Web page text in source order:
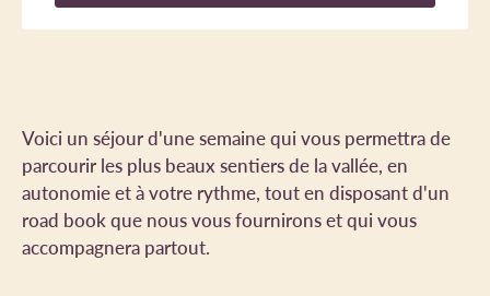
Voici un séjour d'une semaine qui vous permettra de
parcourir les plus beaux sentiers de la vallée, en
autonomie et à votre rythme, tout en disposant d'un
road book que nous vous fournirons et qui vous
accompagnera partout.